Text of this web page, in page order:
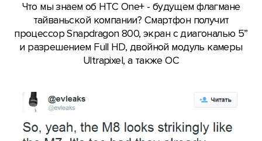
Что мы знаем об HTC One+ - будущем флагмане
тайваньской компании? Смартфон получит
процессор Snapdragon 800, экран с диагональю 5”
и разрешением Full HD, двойной модуль камеры
Ultrapixel, а также ОС